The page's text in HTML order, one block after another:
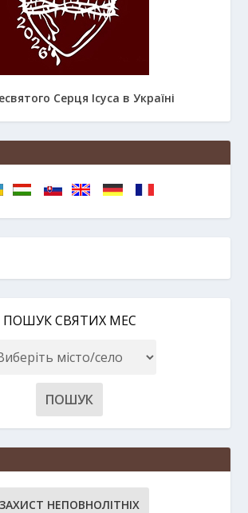
Серця Ісуса в Україні
ПОШУК СВЯТИХ МЕС
ЗАХИСТ НЕПОВНОЛІТНІХ